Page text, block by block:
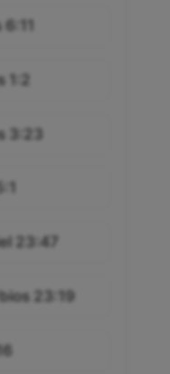
1:2
3:23
23:47
23:19